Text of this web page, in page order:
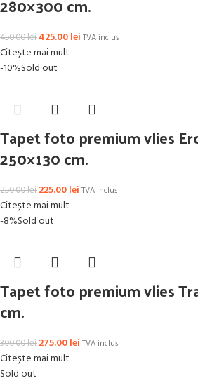
280×300 cm.
450.00lei 425.00lei TVA inclus
Citește mai mult
-10%Sold out
Tapet foto premium vlies
250×130 cm.
250.00lei 225.00lei TVA inclus
Citește mai mult
-8%Sold out
Tapet foto premium vlies
cm.
300.00lei 275.00lei TVA inclus
Citește mai mult
Sold out